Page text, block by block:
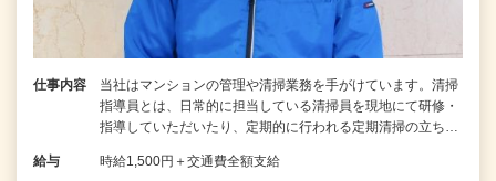
仕事内容
当社はマンションの管理や清掃業務を手がけています。清掃
指導員とは、日常的に担当している清掃員を現地にて研修・
指導していただいたり、定期的に行われる定期清掃の立ち…
給与 時給1,500円＋交通費全額支給